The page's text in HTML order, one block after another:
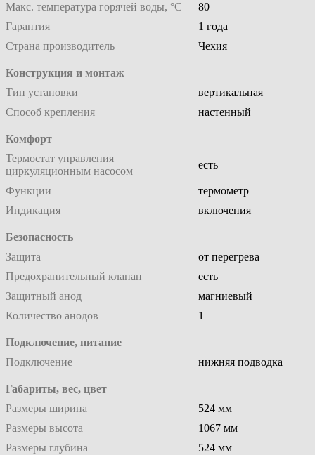
Макс. температура горячей воды, °С
80
Гарантия
1 года
Страна производитель
Чехия
Конструкция и монтаж
Тип установки
вертикальная
Способ крепления
настенный
Комфорт
Термостат управления
циркуляционным насосом
есть
Функции
термометр
Индикация
включения
Безопасность
Защита
от перегрева
Предохранительный клапан
есть
Защитный анод
магниевый
Количество анодов
1
Подключение, питание
Подключение
нижняя подводка
Габариты, вес, цвет
Размеры ширина
524 мм
Размеры высота
1067 мм
Размеры глубина
524 мм